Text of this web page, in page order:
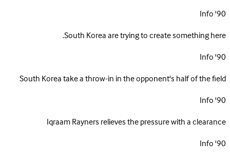
90'
Info
South Korea are trying to create something here.
90'
Info
South Korea take a throw-in in the opponent's half of the field
90'
Info
Iqraam Rayners relieves the pressure with a clearance
90'
Info